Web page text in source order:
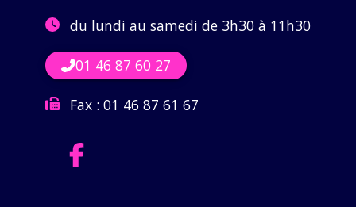
du lundi au samedi de 3h30 à 11h30
01 46 87 60 27
Fax : 01 46 87 61 67